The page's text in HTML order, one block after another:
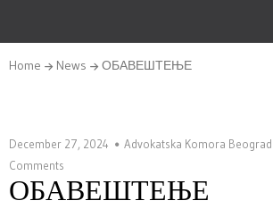
Home News ОБАВЕШТЕЊЕ
December 27, 2024 Advokatska Komora Beograd
Comments
ОБАВЕШТЕЊЕ